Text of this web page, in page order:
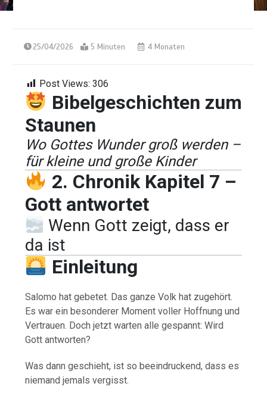
25/04/2026 5 Minuten 4 Monaten
Post Views: 306
Bibelgeschichten zum
Staunen
Wo Gottes Wunder groß werden –
für kleine und große Kinder
2. Chronik Kapitel 7 –
Gott antwortet
Wenn Gott zeigt, dass er
da ist
Einleitung
Salomo hat gebetet. Das ganze Volk hat zugehört.
Es war ein besonderer Moment voller Hoffnung und
Vertrauen. Doch jetzt warten alle gespannt: Wird
Gott antworten?
Was dann geschieht, ist so beeindruckend, dass es
niemand jemals vergisst.